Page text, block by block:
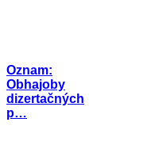
Oznam:
Obhajoby
dizertačných
p…